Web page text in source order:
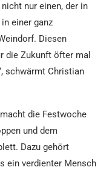
nur einen, der in
einer ganz
Diesen
die Zukunft öfter mal
schwärmt Christian
die Festwoche
und dem
Dazu gehört
ein verdienter Mensch